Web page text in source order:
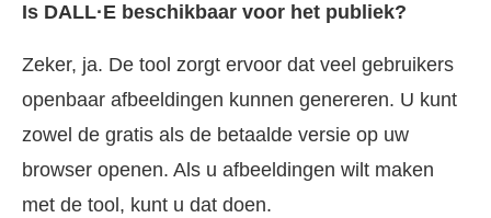
Is DALL·E beschikbaar voor het publiek?
Zeker, ja. De tool zorgt ervoor dat veel gebruikers
openbaar afbeeldingen kunnen genereren. U kunt
zowel de gratis als de betaalde versie op uw
browser openen. Als u afbeeldingen wilt maken
met de tool, kunt u dat doen.